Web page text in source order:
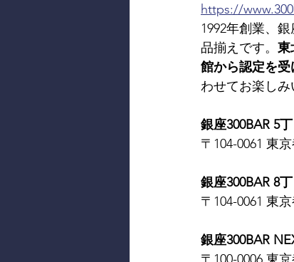
https://
1992年創業、
品揃えです。 東
館から認定を受
わせてお楽しみ
銀座300BAR 5
〒104-0061 東
銀座300BAR 8
〒104-0061 東
銀座300BAR